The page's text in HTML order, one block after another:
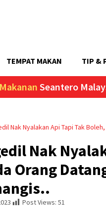
TEMPAT MAKAN TIP &
Seantero
Nak Nyalakan Api Tapi Tak
Nak
Orang
Post Views: 51